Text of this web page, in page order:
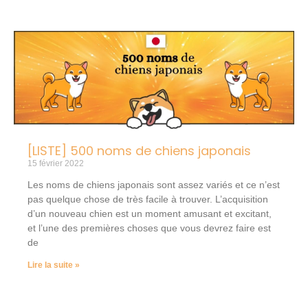
[LISTE] 500 noms de chiens japonais
15 février 2022
Les noms de chiens japonais sont assez variés et ce n’est
pas quelque chose de très facile à trouver. L’acquisition
d’un nouveau chien est un moment amusant et excitant,
et l’une des premières choses que vous devrez faire est
de
Lire la suite »